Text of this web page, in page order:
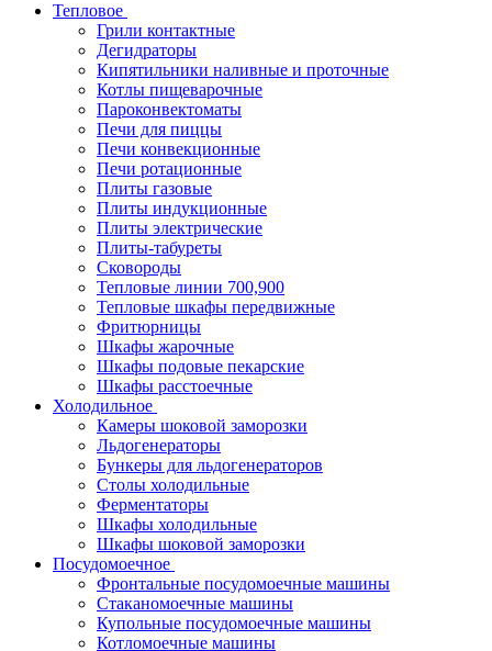
Тепловое
Грили контактные
Дегидраторы
Кипятильники наливные и проточные
Котлы пищеварочные
Пароконвектоматы
Печи для пиццы
Печи конвекционные
Печи ротационные
Плиты газовые
Плиты индукционные
Плиты электрические
Плиты-табуреты
Сковороды
Тепловые линии 700,900
Тепловые шкафы передвижные
Фритюрницы
Шкафы жарочные
Шкафы подовые пекарские
Шкафы расстоечные
Холодильное
Камеры шоковой заморозки
Льдогенераторы
Бункеры для льдогенераторов
Столы холодильные
Ферментаторы
Шкафы холодильные
Шкафы шоковой заморозки
Посудомоечное
Фронтальные посудомоечные машины
Стаканомоечные машины
Купольные посудомоечные машины
Котломоечные машины